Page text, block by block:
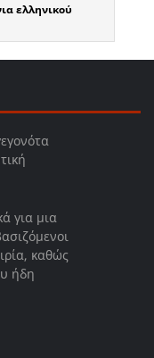
ελληνικού
για μια
καθώς
ήδη